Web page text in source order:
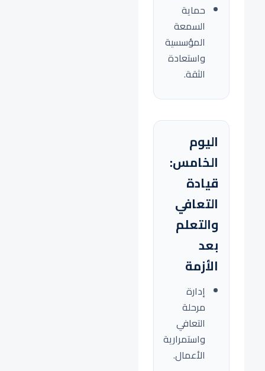
حماية
السمعة
المؤسسية
واستعادة
الثقة.
اليوم
الخامس:
قيادة
التعافي
والتعلم
بعد
الأزمة
إدارة
مرحلة
التعافي
واستمرارية
الأعمال.